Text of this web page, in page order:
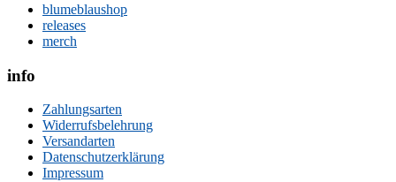
blumeblaushop
releases
merch
info
Zahlungsarten
Widerrufsbelehrung
Versandarten
Datenschutzerklärung
Impressum